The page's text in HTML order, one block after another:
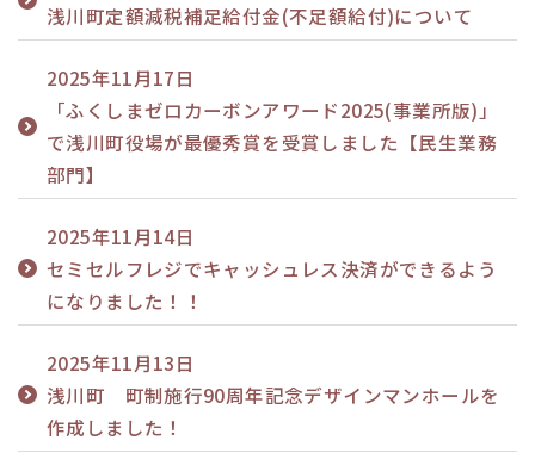
浅川町定額減税補足給付金(不足額給付)について
2025年11月17日
「ふくしまゼロカーボンアワード2025(事業所版)」
で浅川町役場が最優秀賞を受賞しました【民生業務
部門】
2025年11月14日
セミセルフレジでキャッシュレス決済ができるよう
になりました！！
2025年11月13日
浅川町 町制施行90周年記念デザインマンホールを
作成しました！